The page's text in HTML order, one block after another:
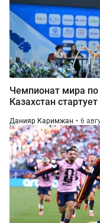
Чемпионат мира по
Казахстан
Данияр Каримжан 6